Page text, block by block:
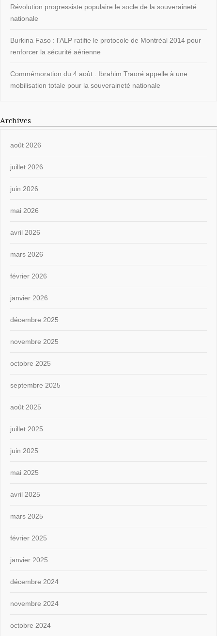
Révolution progressiste populaire le socle de la souveraineté
nationale
Burkina Faso : l’ALP ratifie le protocole de Montréal 2014 pour
renforcer la sécurité aérienne
Commémoration du 4 août : Ibrahim Traoré appelle à une
mobilisation totale pour la souveraineté nationale
Archives
août 2026
juillet 2026
juin 2026
mai 2026
avril 2026
mars 2026
février 2026
janvier 2026
décembre 2025
novembre 2025
octobre 2025
septembre 2025
août 2025
juillet 2025
juin 2025
mai 2025
avril 2025
mars 2025
février 2025
janvier 2025
décembre 2024
novembre 2024
octobre 2024